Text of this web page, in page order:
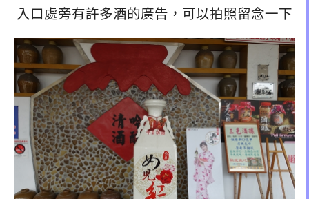
入口處旁有許多酒的廣告，可以拍照留念一下